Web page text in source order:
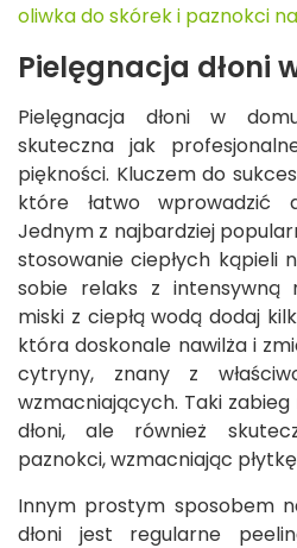
oliwka do skórek i paznokci
Pielęgnacja dłoni
Pielęgnacja dłoni w
skuteczna jak
piękności. Kluczem do
które łatwo wprowadzić
Jednym z najbardziej
stosowanie ciepłych kąpieli
sobie relaks z intensywną
miski z ciepłą wodą dodaj
która doskonale nawilża i
cytryny, znany z
wzmacniających. Taki
dłoni, ale również
paznokci, wzmacniając
Innym prostym sposobem
dłoni jest regularne